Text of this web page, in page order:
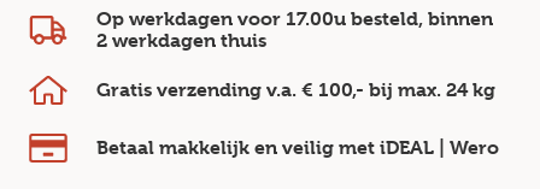
Op werkdagen voor 17.00u besteld, binnen
2 werkdagen thuis
Gratis verzending v.a. € 100,- bij max. 24 kg
Betaal makkelijk en veilig met iDEAL | Wero